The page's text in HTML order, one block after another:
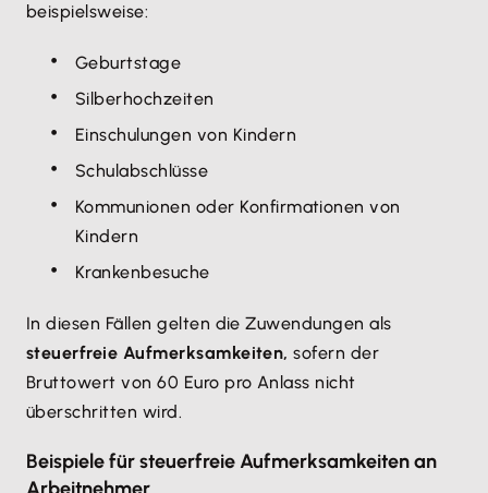
beispielsweise:
Geburtstage
Silberhochzeiten
Einschulungen von Kindern
Schulabschlüsse
Kommunionen oder Konfirmationen von
Kindern
Krankenbesuche
In diesen Fällen gelten die Zuwendungen als
steuerfreie Aufmerksamkeiten, sofern der
Bruttowert von 60 Euro pro Anlass nicht
überschritten wird.
Beispiele für steuerfreie Aufmerksamkeiten an